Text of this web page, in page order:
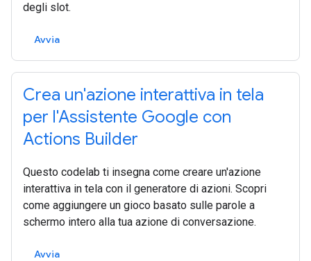
degli slot.
Avvia
Crea un'azione interattiva in tela
per l'Assistente Google con
Actions Builder
Questo codelab ti insegna come creare un'azione
interattiva in tela con il generatore di azioni. Scopri
come aggiungere un gioco basato sulle parole a
schermo intero alla tua azione di conversazione.
Avvia